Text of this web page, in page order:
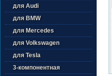
для Audi
для BMW
для Mercedes
для Volkswagen
для Tesla
3-компонентная